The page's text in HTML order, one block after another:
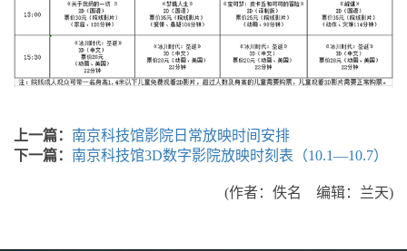
上一篇： 南京科技馆影院日常放映时间安排
下一篇： 南京科技馆3D数字影院放映时刻表（10.1—10.7）
(作者：佚名 编辑：兰天)